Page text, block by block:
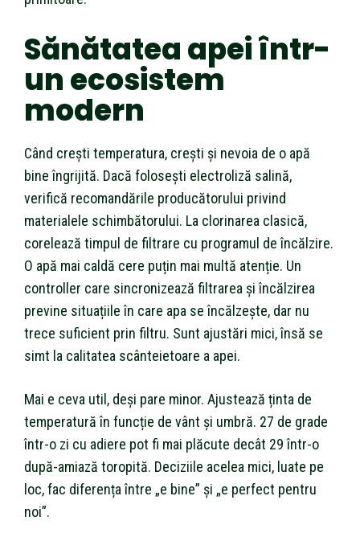
Sănătatea apei într-
un ecosistem
modern
Când crești temperatura, crești și nevoia de o apă
bine îngrijită. Dacă folosești electroliză salină,
verifică recomandările producătorului privind
materialele schimbătorului. La clorinarea clasică,
corelează timpul de filtrare cu programul de încălzire.
O apă mai caldă cere puțin mai multă atenție. Un
controller care sincronizează filtrarea și încălzirea
previne situațiile în care apa se încălzește, dar nu
trece suficient prin filtru. Sunt ajustări mici, însă se
simt la calitatea scânteietoare a apei.
Mai e ceva util, deși pare minor. Ajustează ținta de
temperatură în funcție de vânt și umbră. 27 de grade
într-o zi cu adiere pot fi mai plăcute decât 29 într-o
după-amiază toropită. Deciziile acelea mici, luate pe
loc, fac diferența între „e bine” și „e perfect pentru
noi”.